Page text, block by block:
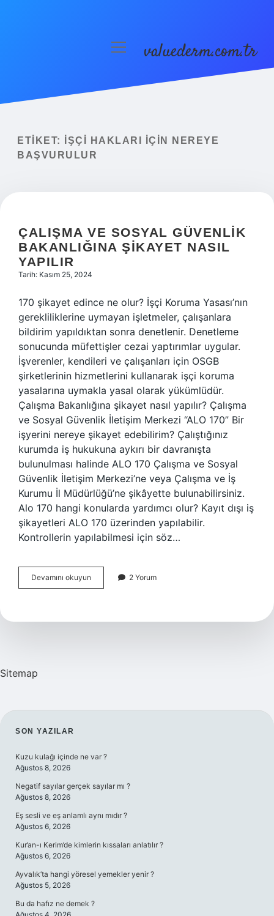
Yasal Uyarı
menüyüvaluederm.com.tr
ETIKET:
İŞÇI HAKLARI IÇIN NEREYE
BAŞVURULUR
ÇALIŞMA VE SOSYAL GÜVENLIK
BAKANLIĞINA ŞIKAYET NASIL
YAPILIR
Tarih: Kasım 25, 2024
170 şikayet edince ne olur? İşçi Koruma Yasası’nın
gerekliliklerine uymayan işletmeler, çalışanlara
bildirim yapıldıktan sonra denetlenir. Denetleme
sonucunda müfettişler cezai yaptırımlar uygular.
İşverenler, kendileri ve çalışanları için OSGB
şirketlerinin hizmetlerini kullanarak işçi koruma
yasalarına uymakla yasal olarak yükümlüdür.
Çalışma Bakanlığına şikayet nasıl yapılır? Çalışma
ve Sosyal Güvenlik İletişim Merkezi “ALO 170” Bir
işyerini nereye şikayet edebilirim? Çalıştığınız
kurumda iş hukukuna aykırı bir davranışta
bulunulması halinde ALO 170 Çalışma ve Sosyal
Güvenlik İletişim Merkezi’ne veya Çalışma ve İş
Kurumu İl Müdürlüğü’ne şikâyette bulunabilirsiniz.
Alo 170 hangi konularda yardımcı olur? Kayıt dışı iş
şikayetleri ALO 170 üzerinden yapılabilir.
Kontrollerin yapılabilmesi için söz…
Devamını okuyun
Ve
Bakanlığına
2 Yorum
Sitemap
SIDEBAR
SON YAZILAR
Kuzu kulağı içinde ne var ?
Ağustos 8, 2026
Negatif sayılar gerçek sayılar mı ?
Ağustos 8, 2026
Eş sesli ve eş anlamlı aynı mıdır ?
Ağustos 6, 2026
Kur’an-ı Kerim’de kimlerin kıssaları anlatılır ?
Ağustos 6, 2026
Ayvalık’ta hangi yöresel yemekler yenir ?
Ağustos 5, 2026
Bu da hafız ne demek ?